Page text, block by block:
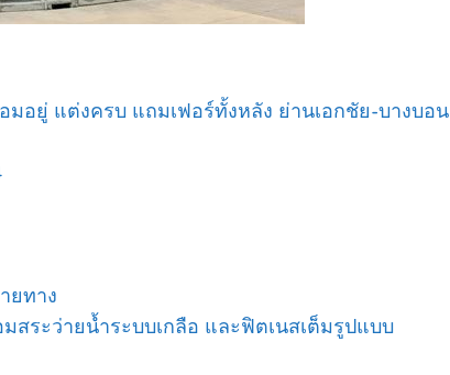
อยู่ แต่งครบ แถมเฟอร์ทั้งหลัง ย่านเอกชัย-บางบอน
ยทาง
ระว่ายน้ำระบบเกลือ และฟิตเนสเต็มรูปแบบ